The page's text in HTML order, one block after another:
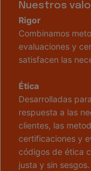
Nuestros
Rigor
Combinamos
evaluaciones y
satisfacen las
Ética
Desarrolladas
respuesta a las
clientes, las
certificaciones y
códigos de ética
justa y sin sesgos.